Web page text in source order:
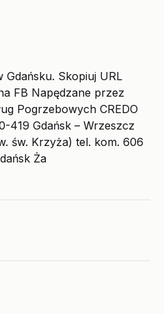
Skopiuj URL
FB Napędzane przez
Pogrzebowych CREDO
419 Gdańsk – Wrzeszcz
św. Krzyża) tel. kom. 606
Ża